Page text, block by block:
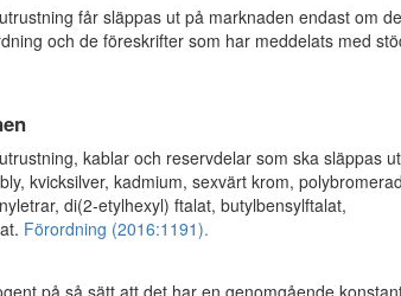
får släppas ut på marknaden endast om
och de föreskrifter som har meddelats med
kablar och reservdelar som ska släppas
kvicksilver, kadmium, sexvärt krom,
di(2-etylhexyl) ftalat, butylbensylftalat,
Förordning (2016:1191).
på så sätt att det har en genomgående